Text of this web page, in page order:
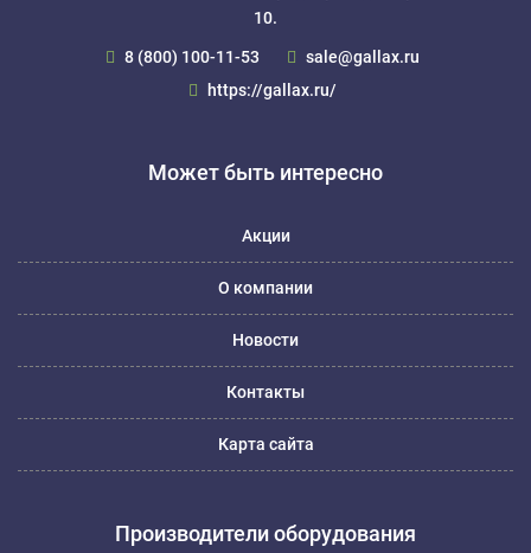
10.
8 (800) 100-11-53
sale@gallax.ru
https://gallax.ru/
Может быть интересно
Акции
О компании
Новости
Контакты
Карта сайта
Производители оборудования